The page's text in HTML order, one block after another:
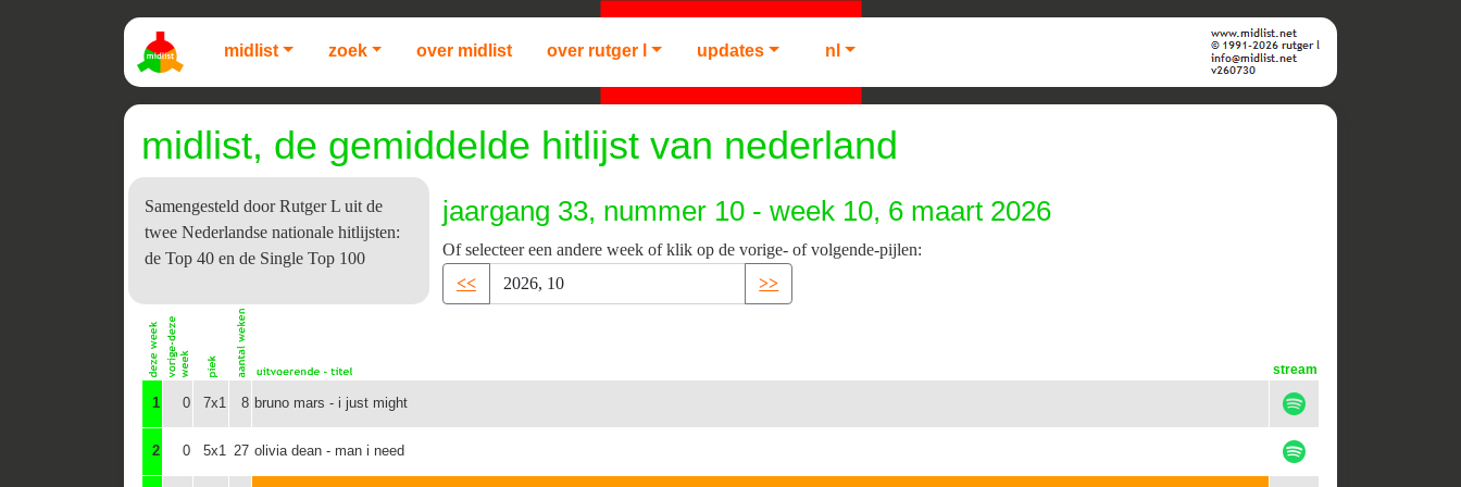
midlist zoek over midlist over rutger l updates nl
midlist, de gemiddelde hitlijst van nederland
Samengesteld door Rutger L uit de
twee Nederlandse nationale hitlijsten:
de Top 40 en de Single Top 100
jaargang 33, nummer 10 - week 10, 6 maart 2026
Of selecteer een andere week of klik op de vorige- of volgende-pijlen:
<<
>>
stream
1 0 7x1 8 bruno mars - i just might
2 0 5x1 27 olivia dean - man i need